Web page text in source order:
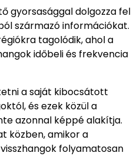
gyorsasággal dolgozza fel
származó információkat.
tagolódik, ahol a
időbeli és frekvencia
a saját kibocsátott
és ezek közül a
azonnal képpé alakítja.
közben, amikor a
folyamatosan